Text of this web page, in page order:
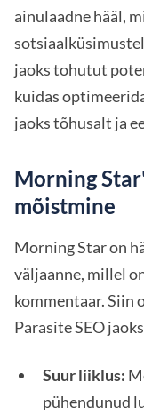
ainulaadne hääl,
jaoks tohutut
kuidas
jaoks tõhusalt ja
Morning
mõistmine
Morning Star on
väljaanne, millel
kommentaar. Siin
Parasite SEO
Suur liiklus:
pühendunud